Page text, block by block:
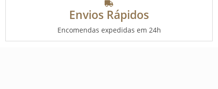
Envios Rápidos
Encomendas expedidas em 24h